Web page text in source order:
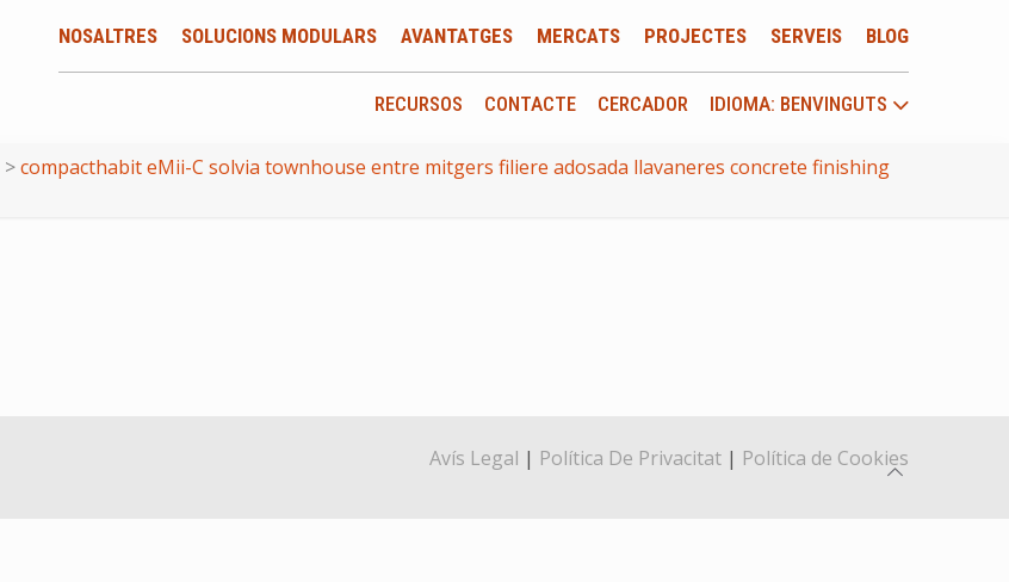
NOSALTRES SOLUCIONS MODULARS AVANTATGES MERCATS PROJECTES SERVEIS BLOG
RECURSOS CONTACTE CERCADOR IDIOMA: BENVINGUTS
>compacthabit eMii-C solvia townhouse entre mitgers filiere adosada llavaneres concrete finishing
Avís Legal | Política De Privacitat | Política de Cookies